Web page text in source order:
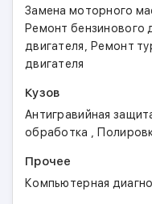
Замена моторного
Ремонт бензинового
двигателя,Ремонт
двигателя
Кузов
Антигравийная
обработка ,
Прочее
Компьютерная